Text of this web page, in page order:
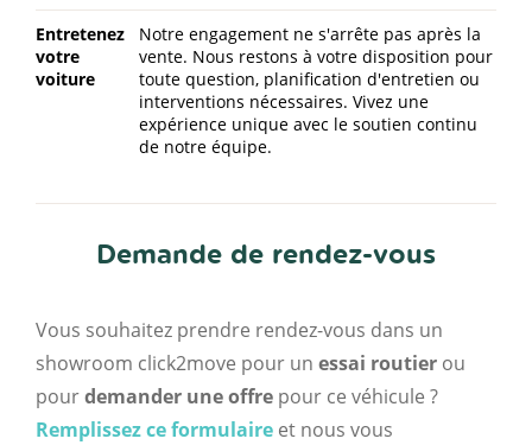
Entretenez
votre
voiture
Notre engagement ne s'arrête pas après la
vente. Nous restons à votre disposition pour
toute question, planification d'entretien ou
interventions nécessaires. Vivez une
expérience unique avec le soutien continu
de notre équipe.
Demande de rendez-vous
Vous souhaitez prendre rendez-vous dans un
showroom click2move pour un essai routier ou
pourdemander une offre pour ce véhicule ?
Remplissez ce formulaire et nous vous